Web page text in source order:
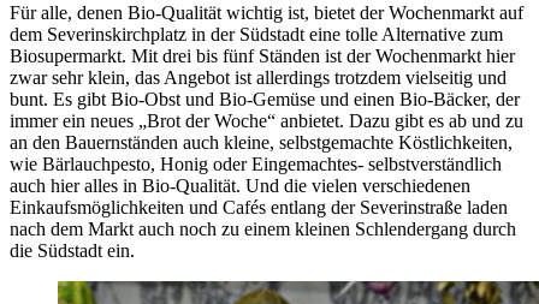
Für alle, denen Bio-Qualität wichtig ist, bietet der Wochenmarkt auf
dem Severinskirchplatz in der Südstadt eine tolle Alternative zum
Biosupermarkt. Mit drei bis fünf Ständen ist der Wochenmarkt hier
zwar sehr klein, das Angebot ist allerdings trotzdem vielseitig und
bunt. Es gibt Bio-Obst und Bio-Gemüse und einen Bio-Bäcker, der
immer ein neues „Brot der Woche“ anbietet. Dazu gibt es ab und zu
an den Bauernständen auch kleine, selbstgemachte Köstlichkeiten,
wie Bärlauchpesto, Honig oder Eingemachtes- selbstverständlich
auch hier alles in Bio-Qualität. Und die vielen verschiedenen
Einkaufsmöglichkeiten und Cafés entlang der Severinstraße laden
nach dem Markt auch noch zu einem kleinen Schlendergang durch
die Südstadt ein.